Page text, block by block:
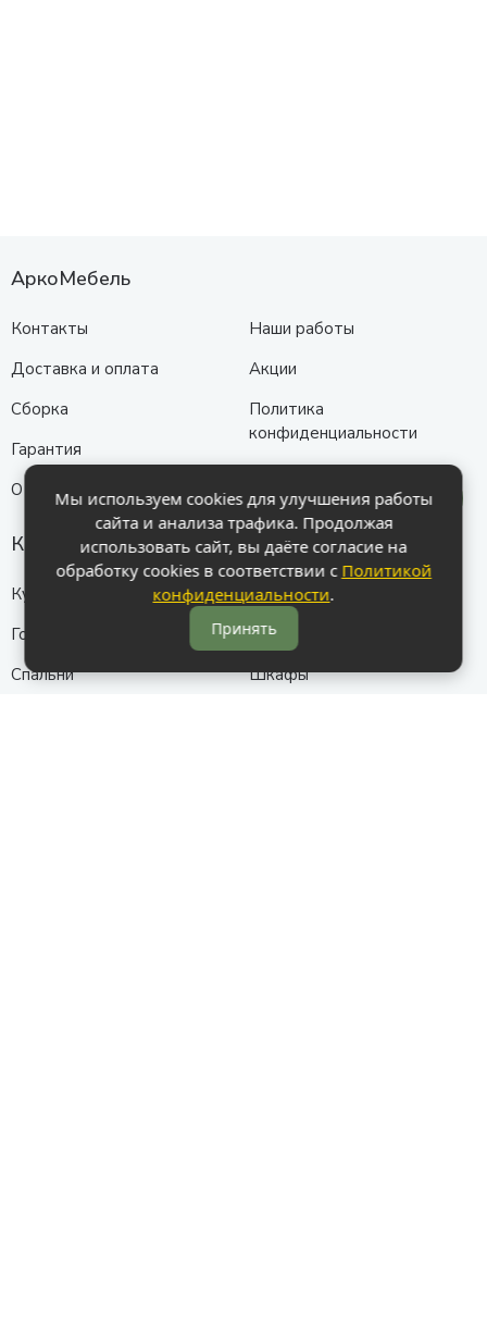
АркоМебель
Контакты
Доставка и оплата
Сборка
Гарантия
О нас
Наши работы
Акции
Политика
конфиденциальности
Каталог
Кухни
Гостиные
Спальни
Прихожие
Диваны
Шкафы
Мы используем cookies для улучшения работы
сайта и анализа трафика. Продолжая
использовать сайт, вы даёте согласие на
обработку cookies в соответствии с Политикой
конфиденциальности.
Принять